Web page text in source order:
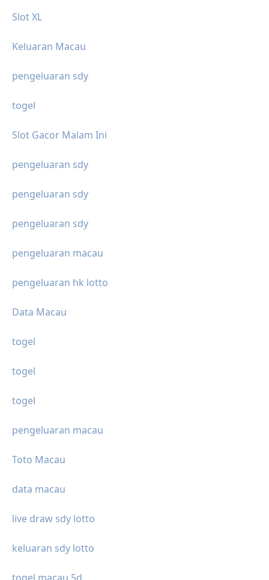
Slot XL
Keluaran Macau
pengeluaran sdy
togel
Slot Gacor Malam Ini
pengeluaran sdy
pengeluaran sdy
pengeluaran sdy
pengeluaran macau
pengeluaran hk lotto
Data Macau
togel
togel
togel
pengeluaran macau
Toto Macau
data macau
live draw sdy lotto
keluaran sdy lotto